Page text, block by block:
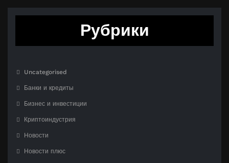
Рубрики
Uncategorised
Банки и кредиты
Бизнес и инвестиции
Криптоиндустрия
Новости
Новости плюс